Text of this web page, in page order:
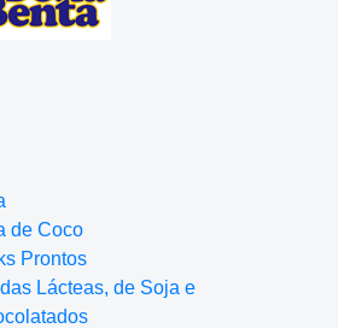
de Coco
Prontos
Lácteas, de Soja e